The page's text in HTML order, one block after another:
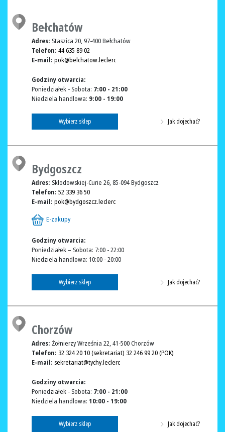
Bełchatów
Adres: Staszica 20, 97-400 Bełchatów
Telefon: 44 635 89 02
E-mail: pok@belchatow.leclerc
Godziny otwarcia:
Poniedziałek - Sobota: 7:00 - 21:00
Niedziela handlowa: 9:00 - 19:00
Wybierz sklep Jak dojechać?
Bydgoszcz
Adres: Skłodowskiej-Curie 26, 85-094 Bydgoszcz
Telefon: 52 339 36 50
E-mail: pok@bydgoszcz.leclerc
E-zakupy
Godziny otwarcia:
Poniedziałek – Sobota: 7:00 - 22:00
Niedziela handlowa: 10:00 - 20:00
Wybierz sklep Jak dojechać?
Chorzów
Adres: Żołnierzy Września 22, 41-500 Chorzów
Telefon: 32 324 20 10 (sekretariat) 32 246 99 20 (POK)
E-mail: sekretariat@tychy.leclerc
Godziny otwarcia:
Poniedziałek - Sobota: 7:00 - 21:00
Niedziela handlowa: 10:00 - 19:00
Wybierz sklep Jak dojechać?